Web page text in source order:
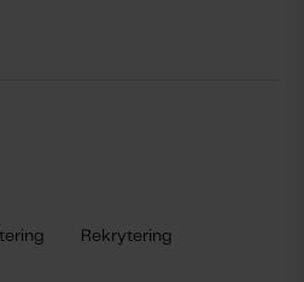
Rekrytering